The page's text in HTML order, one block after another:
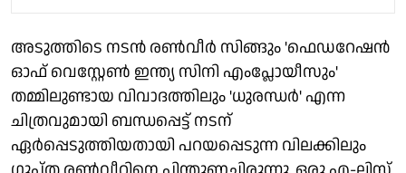
അടുത്തിടെ നടന്‍ രണ്‍വീര്‍ സിങ്ങും 'ഫെഡറേഷന്‍
ഓഫ് വെസ്റ്റേണ്‍ ഇന്ത്യ സിനി എംപ്ലോയീസും'
തമ്മിലുണ്ടായ വിവാദത്തിലും 'ധുരന്ധര്‍' എന്ന
ചിത്രവുമായി ബന്ധപ്പെട്ട് നടന്
ഏര്‍പ്പെടുത്തിയതായി പറയപ്പെടുന്ന വിലക്കിലും